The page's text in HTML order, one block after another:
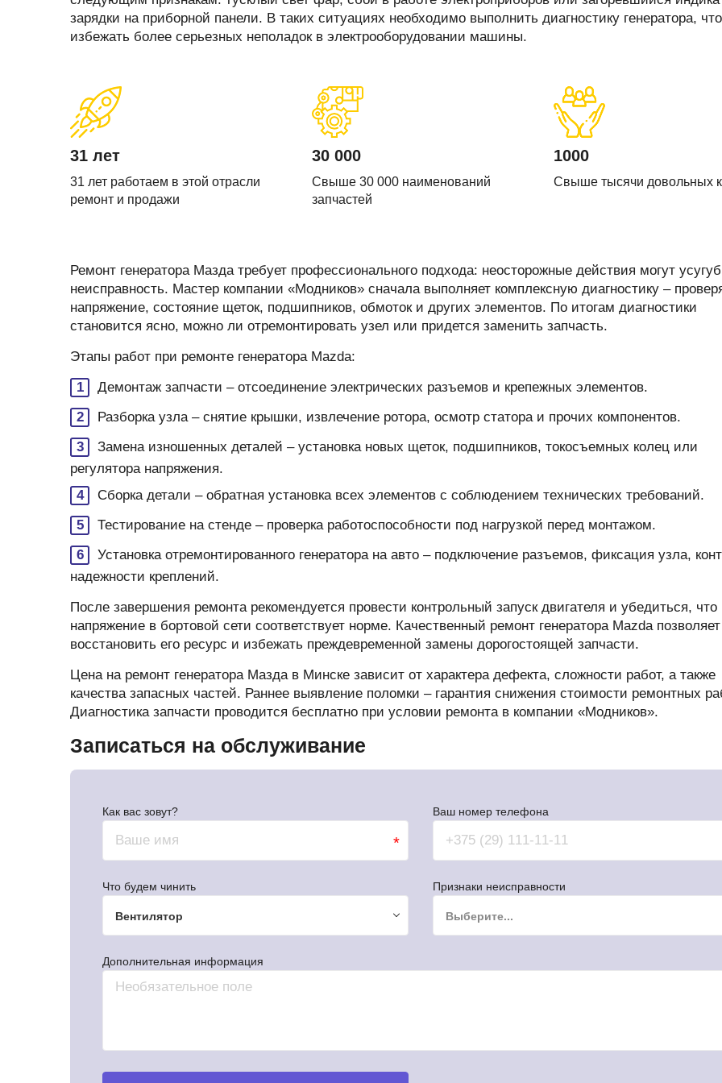
Запчасти стартера
Прочие запчасти
Тормозные суппорты
Щетки и
специальные
Ремонт моторчика печки
(отопителя)
Замена генераторов
Диагностика стартера
зарядки на приборной панели. В таких ситуациях необходимо выполнить диагностику генератора,
избежать более серьезных неполадок в электрооборудовании машины.
31 лет
31 лет работаем в этой отрасли
ремонт и продажи
30 000
Свыше 30 000 наименований
запчастей
1000
Свыше тысячи довольных
Ремонт генератора Мазда требует профессионального подхода: неосторожные действия могут
неисправность. Мастер компании «Модников» сначала выполняет комплексную диагностику –
напряжение, состояние щеток, подшипников, обмоток и других элементов. По итогам диагностики
становится ясно, можно ли отремонтировать узел или придется заменить запчасть.
Этапы работ при ремонте генератора Mazda:
Демонтаж запчасти – отсоединение электрических разъемов и крепежных элементов.
Разборка узла – снятие крышки, извлечение ротора, осмотр статора и прочих компонентов.
Замена изношенных деталей – установка новых щеток, подшипников, токосъемных колец или
регулятора напряжения.
Сборка детали – обратная установка всех элементов с соблюдением технических требований.
Тестирование на стенде – проверка работоспособности под нагрузкой перед монтажом.
Установка отремонтированного генератора на авто – подключение разъемов, фиксация узла,
надежности креплений.
После завершения ремонта рекомендуется провести контрольный запуск двигателя и убедиться, что
напряжение в бортовой сети соответствует норме. Качественный ремонт генератора Mazda позволяет
восстановить его ресурс и избежать преждевременной замены дорогостоящей запчасти.
Цена на ремонт генератора Мазда в Минске зависит от характера дефекта, сложности работ, а также
качества запасных частей. Раннее выявление поломки – гарантия снижения стоимости ремонтных
Диагностика запчасти проводится бесплатно при условии ремонта в компании «Модников».
Записаться на обслуживание
Как вас зовут?
*
Ваш номер телефона
Что будем чинить
Вентилятор
Признаки неисправности
Выберите...
Дополнительная информация